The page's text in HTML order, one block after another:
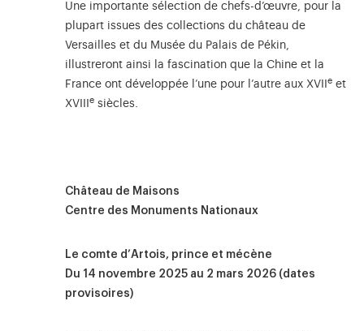
Une importante sélection de chefs-d’œuvre, pour la
plupart issues des collections du château de
Versailles et du Musée du Palais de Pékin,
illustreront ainsi la fascination que la Chine et la
France ont développée l’une pour l’autre aux XVII
e et
XVIII
e siècles.
Château de Maisons
Centre des Monuments Nationaux
Le comte d’Artois, prince et mécène
Du 14 novembre 2025 au 2 mars 2026 (dates
provisoires)